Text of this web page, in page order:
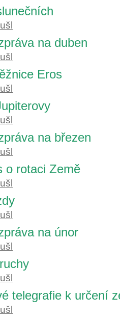
na duben
Eros
na březen
o rotaci Země
na únor
telegrafie k určení